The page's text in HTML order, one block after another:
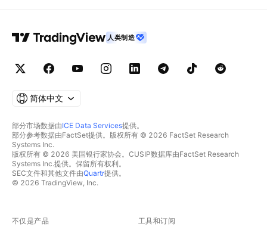
人类制造
简体中文
部分市场数据由ICE Data Services提供。
部分参考数据由FactSet提供。版权所有 © 2026 FactSet Research
Systems Inc.
版权所有 © 2026 美国银行家协会。CUSIP数据库由FactSet Research
Systems Inc.提供。保留所有权利。
SEC文件和其他文件由Quartr提供。
© 2026 TradingView, Inc.
不仅是产品 工具和订阅